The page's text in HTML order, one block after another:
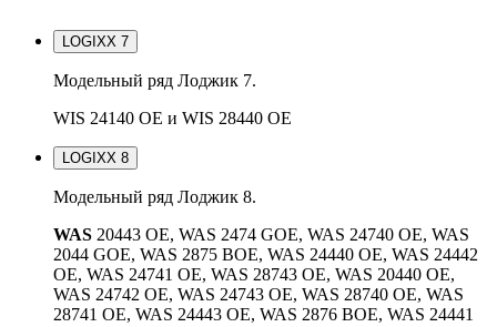
LOGIXX 7
Модельный ряд Лоджик 7.
WIS 24140 OE и WIS 28440 OE
LOGIXX 8
Модельный ряд Лоджик 8.
WAS 20443 OE, WAS 2474 GOE, WAS 24740 OE, WAS
2044 GOE, WAS 2875 BOE, WAS 24440 OE, WAS 24442
OE, WAS 24741 OE, WAS 28743 OE, WAS 20440 OE,
WAS 24742 OE, WAS 24743 OE, WAS 28740 OE, WAS
28741 OE, WAS 24443 OE, WAS 2876 BOE, WAS 24441